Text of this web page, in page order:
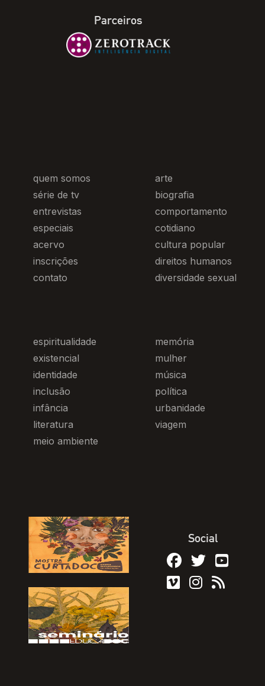
Parceiros
quem somos
série de tv
entrevistas
especiais
acervo
inscrições
contato
arte
biografia
comportamento
cotidiano
cultura popular
direitos humanos
diversidade sexual
espiritualidade
existencial
identidade
inclusão
infância
literatura
meio ambiente
memória
mulher
música
política
urbanidade
viagem
Social